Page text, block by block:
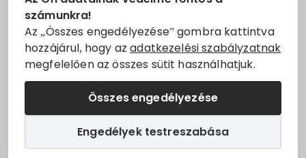
számunkra!
Az „Összes engedélyezése” gombra kattintva
hozzájárul, hogy azadatkezelési szabályzatnak
megfelelően az összes sütit használhatjuk.
Összes engedélyezése
Engedélyek testreszabása
Állásajánlatok
Szolgáltatók
Turizmus
Választási információk
időszakosan szüneteltetjük
2025.12.09-én 9 órától 16 óráig
A meghirdetett áramszünet oka:Karbantartási
munkálatok elvégzése
Érintett utcák szakaszok: